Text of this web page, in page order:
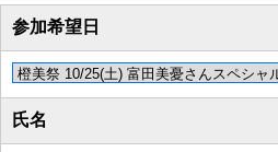
参加希望日
氏名